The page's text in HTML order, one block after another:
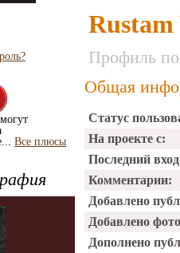
Все плюсы
Rustam
Профиль
Общая
Статус
На проекте с:
Последний
Комментарии:
Добавлено
Добавлено
Дополнено